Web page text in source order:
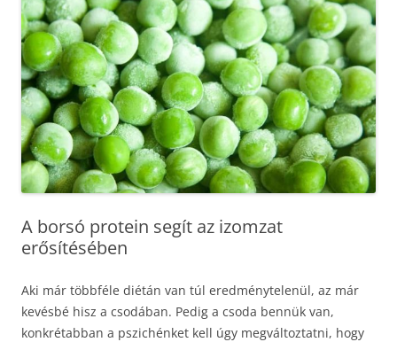
A borsó protein segít az izomzat
erősítésében
Aki már többféle diétán van túl eredménytelenül, az már
kevésbé hisz a csodában. Pedig a csoda bennük van,
konkrétabban a pszichénket kell úgy megváltoztatni, hogy